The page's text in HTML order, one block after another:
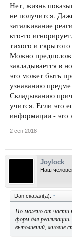
Нет, жизнь
не получится.
заталкивание
кто-то
тихого и
Можно
закладывается в
это может быть
узнаванию
Складыванию
учится. Если это
информации - это
2 сен 2018
Joylock
Наш
Dan сказал(а): ↑
Но можно от части
форм для
выполнений, многие